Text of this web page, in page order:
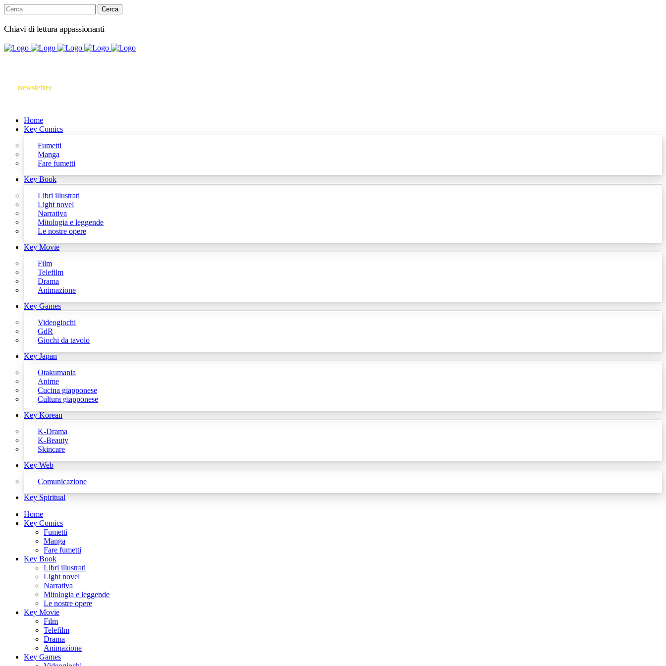
Chiavi di lettura appassionanti
newsletter
Home
Key Comics
Fumetti
Manga
Fare fumetti
Key Book
Libri illustrati
Light novel
Narrativa
Mitologia e leggende
Le nostre opere
Key Movie
Film
Telefilm
Drama
Animazione
Key Games
Videogiochi
GdR
Giochi da tavolo
Key Japan
Otakumania
Anime
Cucina giapponese
Cultura giapponese
Key Korean
K-Drama
K-Beauty
Skincare
Key Web
Comunicazione
Key Spiritual
Home
Key Comics
Fumetti
Manga
Fare fumetti
Key Book
Libri illustrati
Light novel
Narrativa
Mitologia e leggende
Le nostre opere
Key Movie
Film
Telefilm
Drama
Animazione
Key Games